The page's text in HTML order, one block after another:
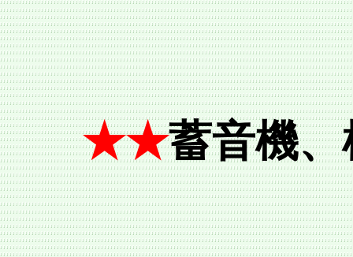
★★蓄音機